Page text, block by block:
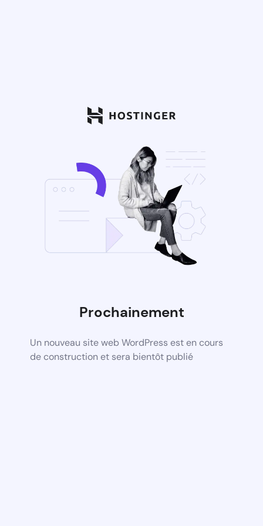
Prochainement
Un nouveau site web WordPress est en cours
de construction et sera bientôt publié